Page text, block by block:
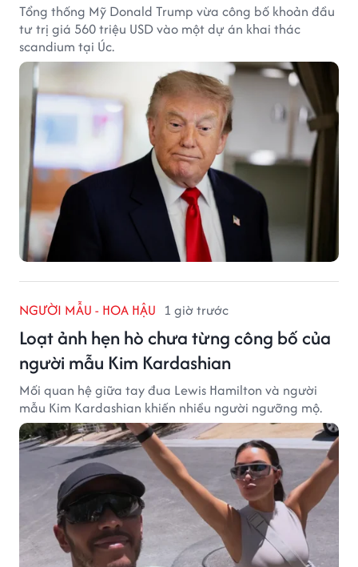
Tổng thống Mỹ Donald Trump vừa công bố khoản đầu
tư trị giá 560 triệu USD vào một dự án khai thác
scandium tại Úc.
NGƯỜI MẪU - HOA HẬU 1 giờ trước
Loạt ảnh hẹn hò chưa từng công bố của
người mẫu Kim Kardashian
Mối quan hệ giữa tay đua Lewis Hamilton và người
mẫu Kim Kardashian khiến nhiều người ngưỡng mộ.